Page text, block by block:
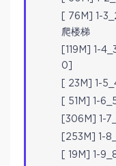
[ 76M] 1-
爬楼梯
[119M] 1-
0]
[ 23M] 1-
[ 51M] 1-
[306M] 1-
[253M] 1-
[ 19M] 1-